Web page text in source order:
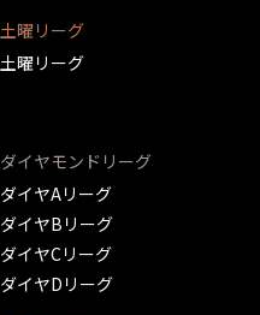
土曜リーグ
土曜リーグ
ダイヤモンドリーグ
ダイヤAリーグ
ダイヤBリーグ
ダイヤCリーグ
ダイヤDリーグ